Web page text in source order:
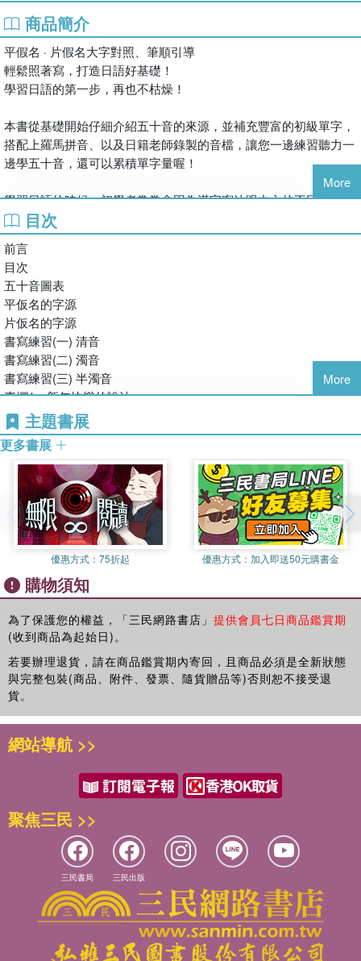
商品簡介
平假名 · 片假名大字對照、筆順引導
輕鬆照著寫，打造日語好基礎！
學習日語的第一步，再也不枯燥！
本書從基礎開始仔細介紹五十音的來源，並補充豐富的初級單字，
搭配上羅馬拼音、以及日籍老師錄製的音檔，讓您一邊練習聽力一
邊學五十音，還可以累積單字量喔！
學習日語的時候，初學者常常會因為漢字寫法跟中文的不同而感到
混亂，本書按照筆畫排序常見的中日漢字寫法對照表，方便查詢、
學習更有效率。
除了把五十音背起來之外，寫一手「美文字」也是現在許多人努力
的目標！本書精選日本文學中的名言佳句製做成練習帖，只要好好
練習，也能寫出一手漂亮的日語！
此外更穿插了許多豐富實用的日語專欄，學習五十音的過程中更可
以補充許多有趣的小知識哦！
● 附中日音檔QR Code隨聽隨學
● 精選日本文學名言佳句練習帖
● 常見中日漢字寫法比對表
● 實用專欄補充
More
目次
前言
目次
五十音圖表
平仮名的字源
片仮名的字源
書寫練習(一) 清音
書寫練習(二) 濁音
書寫練習(三) 半濁音
專欄1：新年快樂的說法
書寫練習(四) 拗音
專欄2：日語中的記號「」
平仮名的單字練習
單字測驗
片仮名的單字練習
單字測驗
專欄3：日語中的記號「々」
名言的書寫練習
中日漢字對照表
專欄4：日本鬼怪大不同
More
主題書展
更多書展
優惠方式： 75折起 優惠方式： 加入即送50元購書金
購物須知
為了保護您的權益，「三民網路書店」 提供會員七日商品鑑賞期
(收到商品為起始日)。
若要辦理退貨，請在商品鑑賞期內寄回，且商品必須是全新狀態
與完整包裝(商品、附件、發票、隨貨贈品等)否則恕不接受退
貨。
網站導航 >>
聚焦三民 >>
三民書局 三民出版